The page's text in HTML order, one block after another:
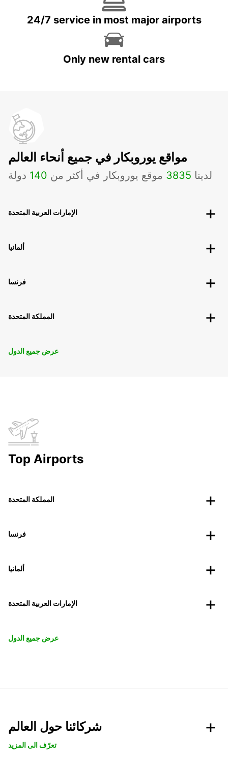
24/7 service in most major airports
Only new rental cars
مواقع يوروبكار في جميع أنحاء العالم
لدينا 3835 موقع يوروبكار في أكثر من 140 دولة
الإمارات العربية المتحدة
ألمانيا
فرنسا
المملكة المتحدة
عرض جميع الدول
Top Airports
المملكة المتحدة
فرنسا
ألمانيا
الإمارات العربية المتحدة
عرض جميع الدول
شركائنا حول العالم
تعرّف الى المزيد